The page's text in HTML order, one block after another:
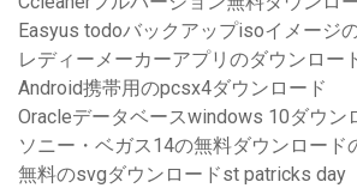
Easyus todoバックアップisoイメージ
レディーメーカーアプリのダウンロー
Android携帯用のpcsx4ダウンロード
Oracleデータベースwindows 10ダウン
ソニー・ベガス14の無料ダウンロード
無料のsvgダウンロードst patricks day